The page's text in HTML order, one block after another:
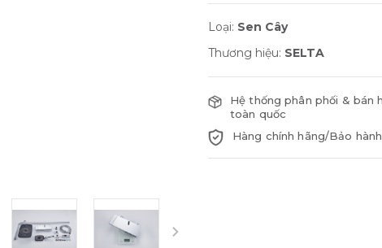
Loại: Sen Cây
Thương hiệu: SELTA
Hệ thống phân phối & bán
toàn quốc
Hàng chính hãng/Bảo